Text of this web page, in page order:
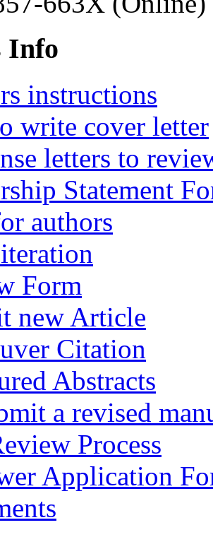
Info
instructions
write cover letter
letters to
Statement
authors
Form
new Article
Citation
Abstracts
a revised
Process
Application